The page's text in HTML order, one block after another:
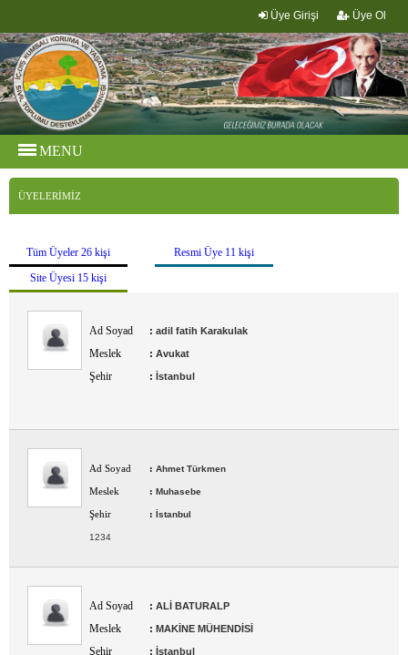
Üye Girişi Üye Ol
MENU
ÜYELERİMİZ
Tüm Üyeler 26 kişi
Resmi Üye 11 kişi
Site Üyesi 15 kişi
Ad Soyad : adil fatih Karakulak
Meslek : Avukat
Şehir : İstanbul
Ad Soyad : Ahmet Türkmen
Meslek : Muhasebe
Şehir : İstanbul
1234
Ad Soyad : ALİ BATURALP
Meslek : MAKİNE MÜHENDİSİ
Şehir : İstanbul